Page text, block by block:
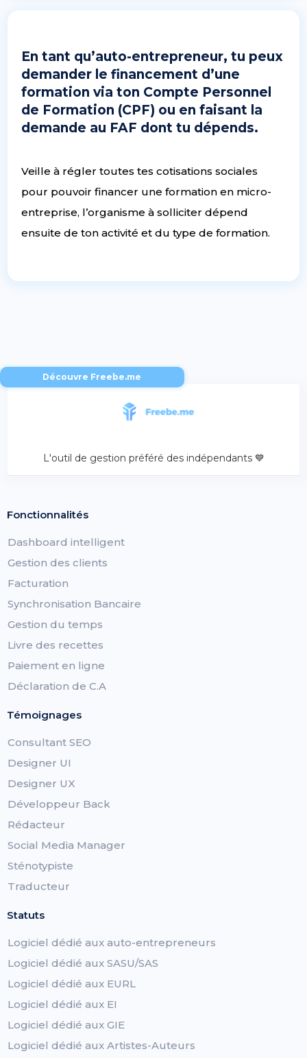
En tant qu’auto-entrepreneur, tu peux
demander le financement d’une
formation via ton Compte Personnel
de Formation (CPF) ou en faisant la
demande au FAF dont tu dépends.
Veille à régler toutes tes cotisations sociales
pour pouvoir financer une formation en micro-
entreprise, l’organisme à solliciter dépend
ensuite de ton activité et du type de formation.
Découvre Freebe.me
L'outil de gestion préféré des indépendants 💙
Fonctionnalités
Dashboard intelligent
Gestion des clients
Facturation
Synchronisation Bancaire
Gestion du temps
Livre des recettes
Paiement en ligne
Déclaration de C.A
Témoignages
Consultant SEO
Designer UI
Designer UX
Développeur Back
Rédacteur
Social Media Manager
Sténotypiste
Traducteur
Statuts
Logiciel dédié aux auto-entrepreneurs
Logiciel dédié aux SASU/SAS
Logiciel dédié aux EURL
Logiciel dédié aux EI
Logiciel dédié aux GIE
Logiciel dédié aux Artistes-Auteurs